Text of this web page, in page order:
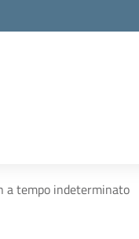
a tempo indeterminato